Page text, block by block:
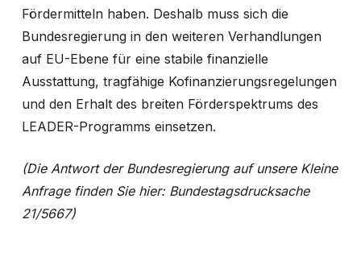
Fördermitteln haben. Deshalb muss sich die
Bundesregierung in den weiteren Verhandlungen
auf EU-Ebene für eine stabile finanzielle
Ausstattung, tragfähige Kofinanzierungsregelungen
und den Erhalt des breiten Förderspektrums des
LEADER-Programms einsetzen.
(Die Antwort der Bundesregierung auf unsere Kleine
Anfrage finden Sie hier: Bundestagsdrucksache
21/5667)